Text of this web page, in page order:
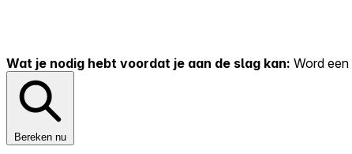
Wat je nodig hebt voordat je aan de slag kan: Word een
Bereken nu